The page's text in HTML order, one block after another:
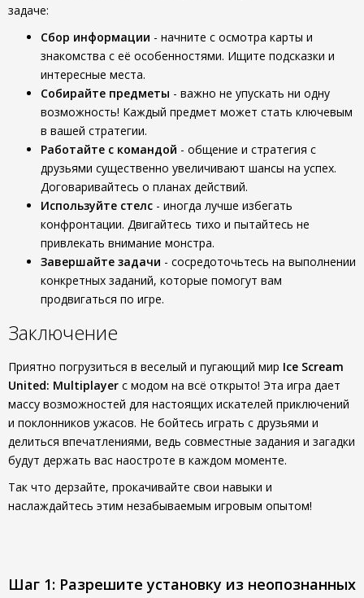
задаче:
Сбор информации - начните с осмотра карты и
знакомства с её особенностями. Ищите подсказки и
интересные места.
Собирайте предметы - важно не упускать ни одну
возможность! Каждый предмет может стать ключевым
в вашей стратегии.
Работайте с командой - общение и стратегия с
друзьями существенно увеличивают шансы на успех.
Договаривайтесь о планах действий.
Используйте стелс - иногда лучше избегать
конфронтации. Двигайтесь тихо и пытайтесь не
привлекать внимание монстра.
Завершайте задачи - сосредоточьтесь на выполнении
конкретных заданий, которые помогут вам
продвигаться по игре.
Заключение
Приятно погрузиться в веселый и пугающий мир Ice Scream
United: Multiplayer с модом на всё открыто! Эта игра дает
массу возможностей для настоящих искателей приключений
и поклонников ужасов. Не бойтесь играть с друзьями и
делиться впечатлениями, ведь совместные задания и загадки
будут держать вас наостроте в каждом моменте.
Так что дерзайте, прокачивайте свои навыки и
наслаждайтесь этим незабываемым игровым опытом!
Шаг 1: Разрешите установку из неопознанных